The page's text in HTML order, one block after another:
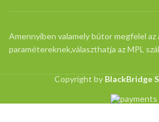
Amennyiben valamely bútor megfelel
paramétereknek,választhatja az MPL
Copyright by BlackBridge